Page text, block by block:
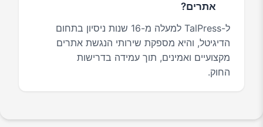
אתרים?
ל-TalPress למעלה מ-16 שנות ניסיון בתחום
הדיגיטל, והיא מספקת שירותי הנגשת אתרים
מקצועיים ואמינים, תוך עמידה בדרישות
החוק.